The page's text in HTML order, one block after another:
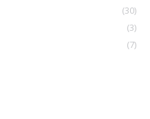
(30)
(3)
(7)